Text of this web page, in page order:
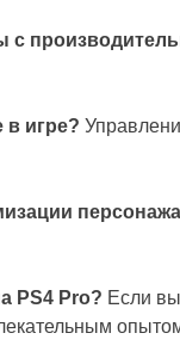
с
в игре?
PS4 Pro? Если